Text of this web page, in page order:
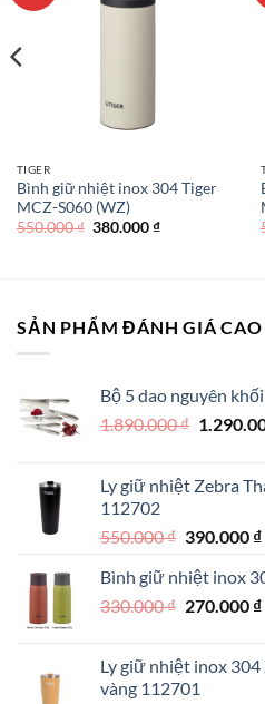
TIGER
Bình giữ nhiệt inox 304 Tiger
MCZ-S060 (WZ)
550.000₫ Giá
380.000₫Giá
SẢN PHẨM ĐÁNH GIÁ CAO
Bộ 5 dao nguyên
1.890.000₫ Giá
Ly giữ nhiệt Zebra
112702
550.000₫ Giá
là:
550.000 ₫.
390.000 ₫
Bình giữ nhiệt inox
330.000₫ Giá
330.000 ₫.
270.000 ₫
Ly giữ nhiệt inox 304
vàng 112701